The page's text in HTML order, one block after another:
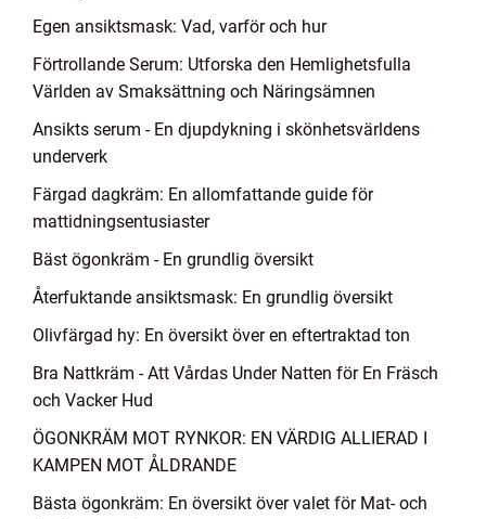
Egen ansiktsmask: Vad, varför och hur
Förtrollande Serum: Utforska den Hemlighetsfulla
Världen av Smaksättning och Näringsämnen
Ansikts serum - En djupdykning i skönhetsvärldens
underverk
Färgad dagkräm: En allomfattande guide för
mattidningsentusiaster
Bäst ögonkräm - En grundlig översikt
Återfuktande ansiktsmask: En grundlig översikt
Olivfärgad hy: En översikt över en eftertraktad ton
Bra Nattkräm - Att Vårdas Under Natten för En Fräsch
och Vacker Hud
ÖGONKRÄM MOT RYNKOR: EN VÄRDIG ALLIERAD I
KAMPEN MOT ÅLDRANDE
Bästa ögonkräm: En översikt över valet för Mat- och